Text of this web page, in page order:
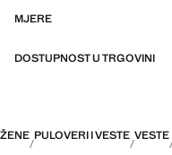
MJERE
DOSTUPNOST U TRGOVINI
ŽENE PULOVERI I VESTE VESTE